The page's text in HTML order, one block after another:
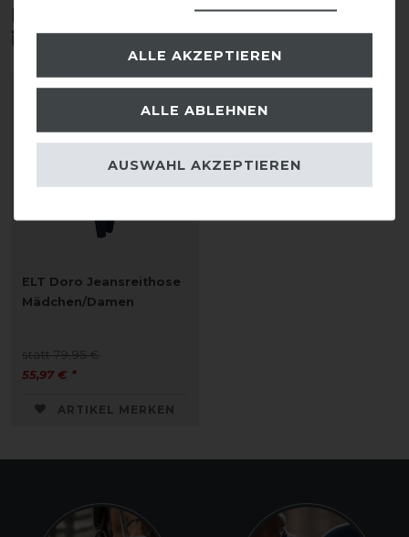
Diese Produkte könnten dich auch
interessieren
ELT Doro Jeansreithose
Mädchen/Damen
statt 79,95 €
55,97 € *
ARTIKEL MERKEN
ALLE AKZEPTIEREN
ALLE ABLEHNEN
AUSWAHL AKZEPTIEREN